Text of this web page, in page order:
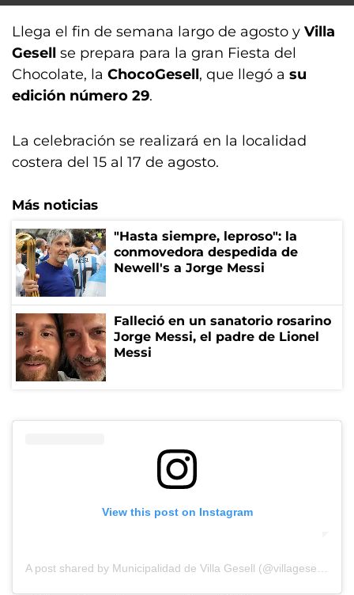
Llega el fin de semana largo de agosto y Villa
Gesell se prepara para la gran Fiesta del
Chocolate, la ChocoGesell, que llegó a su
edición número 29.
La celebración se realizará en la localidad
costera del 15 al 17 de agosto.
Más noticias
"Hasta siempre, leproso": la
conmovedora despedida de
Newell's a Jorge Messi
Falleció en un sanatorio rosarino
Jorge Messi, el padre de Lionel
Messi
View this post on Instagram